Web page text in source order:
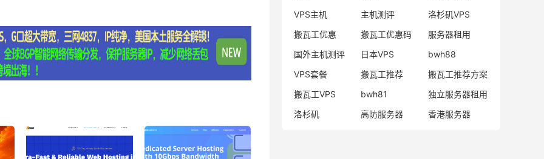
VPS主机
主机测评
洛杉矶VPS
搬瓦工优惠
搬瓦工优惠码
服务器租用
国外主机测评
日本VPS
bwh88
VPS套餐
搬瓦工推荐
搬瓦工推荐方案
搬瓦工VPS
bwh81
独立服务器租用
洛杉矶
高防服务器 香港服务器